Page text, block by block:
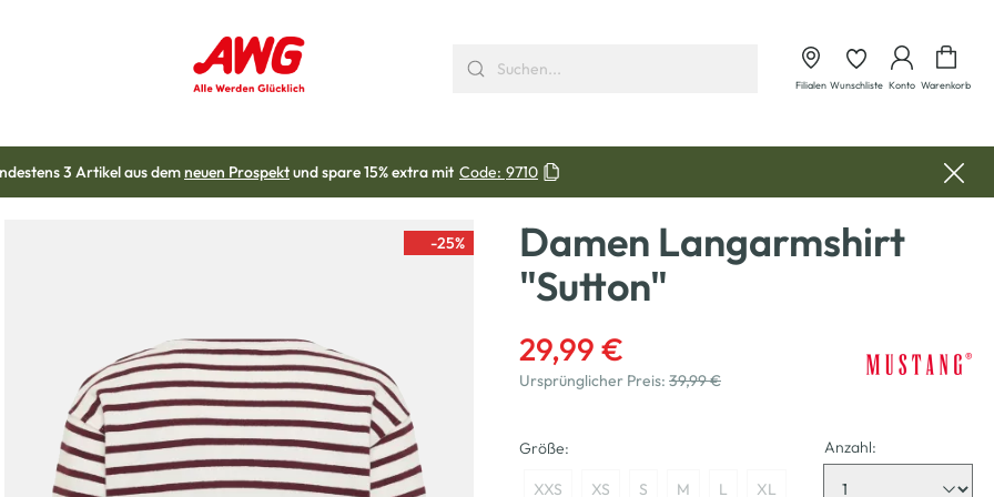
Filialen Wunschliste Konto Warenkorb
3 Artikel aus demneuen Prospektund spare 15% extra mit Code: 9710
-25%
Damen Langarmshirt
"Sutton"
29,99 €
Ursprünglicher Preis: 39,99 €
Größe:
XXS XS S M L XL
Anzahl: